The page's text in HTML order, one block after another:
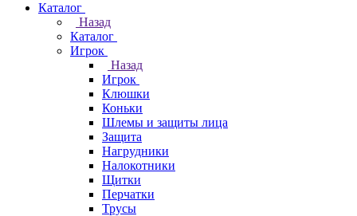
Каталог
Назад
Каталог
Игрок
Назад
Игрок
Клюшки
Коньки
Шлемы и защиты лица
Защита
Нагрудники
Налокотники
Щитки
Перчатки
Трусы